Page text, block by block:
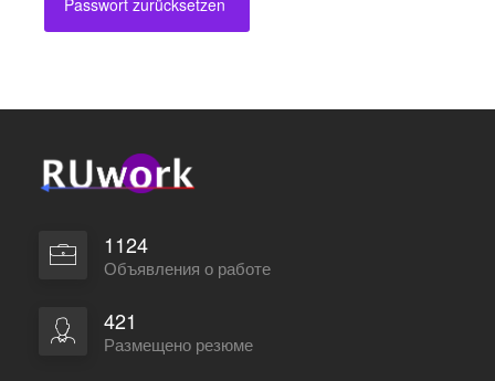
1124
Объявления о работе
421
Размещено резюме